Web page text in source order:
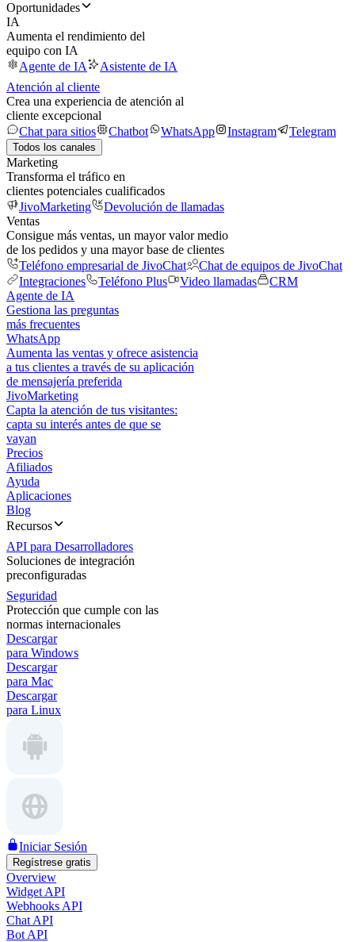
Oportunidades
IA
Aumenta el rendimiento del
equipo con IA
Agente de IA
Asistente de IA
Atención al cliente
Crea una experiencia de atención al
cliente excepcional
Chat para sitios
Chatbot WhatsApp Instagram Telegram
Todos los canales
Marketing
Transforma el tráfico en
clientes potenciales cualificados
JivoMarketing
Devolución de llamadas
Ventas
Consigue más ventas, un mayor valor medio
de los pedidos y una mayor base de clientes
Teléfono empresarial de JivoChat
Chat de equipos de JivoChat
Integraciones
Teléfono Plus Video llamadas
CRM
Agente de IA
Gestiona las preguntas
más frecuentes
WhatsApp
Aumenta las ventas y ofrece asistencia
a tus clientes a través de su aplicación
de mensajería preferida
JivoMarketing
Capta la atención de tus visitantes:
capta su interés antes de que se
vayan
Precios
Afiliados
Ayuda
Aplicaciones
Blog
Recursos
API para Desarrolladores
Soluciones de integración
preconfiguradas
Seguridad
Protección que cumple con las
normas internacionales
Descargar
para Windows
Descargar
para Mac
Descargar
para Linux
Iniciar Sesión
Regístrese gratis
Overview
Widget API
Webhooks API
Chat API
Bot API